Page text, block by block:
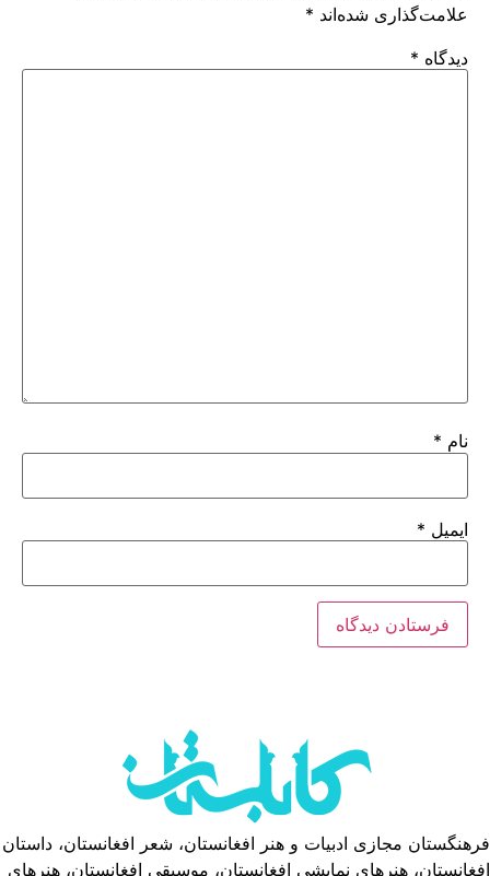
علامت‌گذاری شده‌اند *
دیدگاه *
نام *
ایمیل *
فرهنگستان مجازی ادبیات و هنر افغانستان، شعر افغانستان، داستان
افغانستان، هنرهای نمایشی افغانستان، موسیقی افغانستان، هنرهای